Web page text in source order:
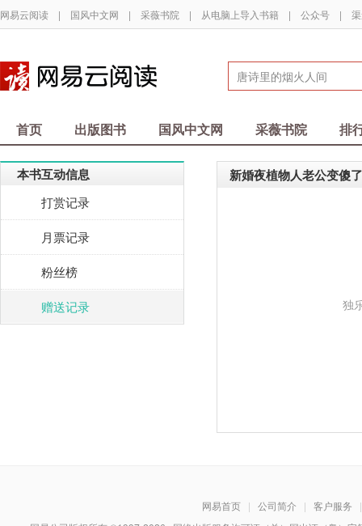
网易云阅读 | 国风中文网 | 采薇书院 | 从电脑上导入书籍 | 公众号 |
首页 出版图书 国风中文网 采薇书院 排
本书互动信息
打赏记录
月票记录
粉丝榜
赠送记录
新婚夜植物人老公变傻了
独
网易首页 | 公司简介 | 客户服务
|